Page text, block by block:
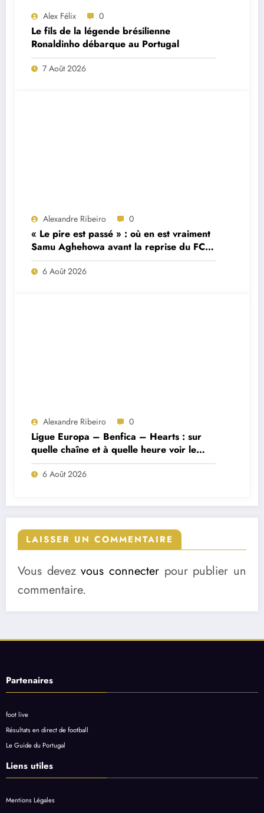
Alex Félix 0
Le fils de la légende brésilienne
Ronaldinho débarque au Portugal
7 Août 2026
Alexandre Ribeiro 0
« Le pire est passé » : où en est vraiment
Samu Aghehowa avant la reprise du FC
Porto ?
6 Août 2026
Alexandre Ribeiro 0
Ligue Europa – Benfica – Hearts : sur
quelle chaîne et à quelle heure voir le
match ?
6 Août 2026
LAISSER UN COMMENTAIRE
Vous devezvous connecter pour publier un
commentaire.
Partenaires
foot live
Résultats en direct de football
Le Guide du Portugal
Liens utiles
Mentions Légales